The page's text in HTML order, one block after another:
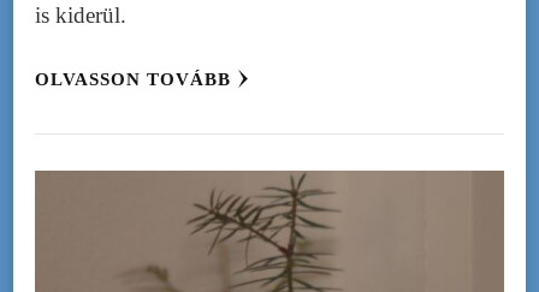
is kiderül.
OLVASSON TOVÁBB